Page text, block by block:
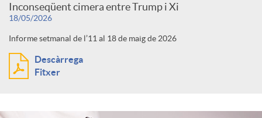
Inconseqüent cimera entre Trump i Xi
18/05/2026
Informe setmanal de l’11 al 18 de maig de 2026
Descàrrega
Fitxer